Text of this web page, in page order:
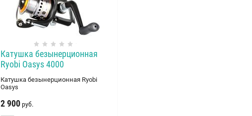
Катушка безынерционная
Ryobi Oasys 4000
Катушка безынерционная Ryobi
Oasys
2 900 руб.